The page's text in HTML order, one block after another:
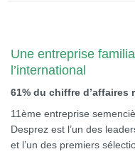
Une entreprise
l’international
61% du chiffre d’affaires
11ème entreprise
Desprez est l’un des
et l’un des premiers